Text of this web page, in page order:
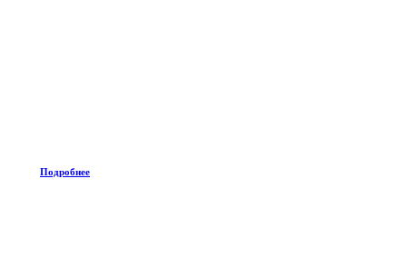
Подробнее